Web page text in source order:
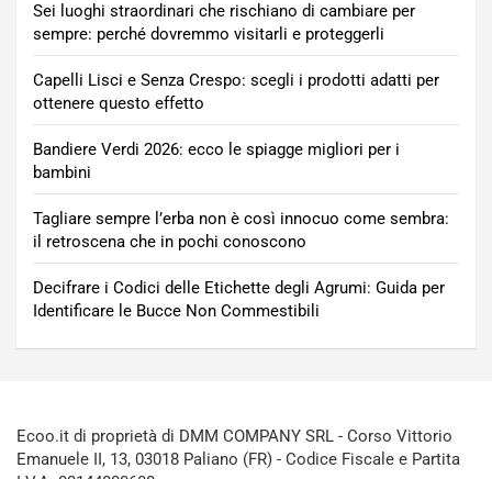
Sei luoghi straordinari che rischiano di cambiare per
sempre: perché dovremmo visitarli e proteggerli
Capelli Lisci e Senza Crespo: scegli i prodotti adatti per
ottenere questo effetto
Bandiere Verdi 2026: ecco le spiagge migliori per i
bambini
Tagliare sempre l’erba non è così innocuo come sembra:
il retroscena che in pochi conoscono
Decifrare i Codici delle Etichette degli Agrumi: Guida per
Identificare le Bucce Non Commestibili
Ecoo.it di proprietà di DMM COMPANY SRL - Corso Vittorio
Emanuele II, 13, 03018 Paliano (FR) - Codice Fiscale e Partita